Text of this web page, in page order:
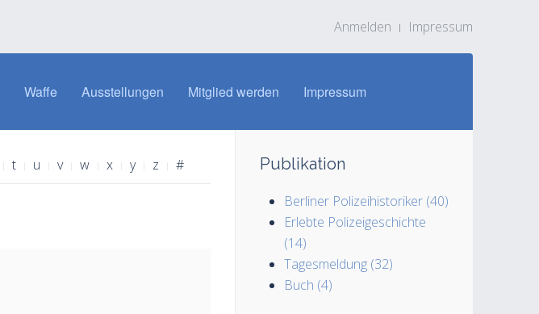
Anmelden Impressum
Waffe Ausstellungen Mitglied werden Impressum
t u v w x y z # Publikation
Berliner Polizeihistoriker (40)
Erlebte Polizeigeschichte
(14)
Tagesmeldung (32)
Buch (4)